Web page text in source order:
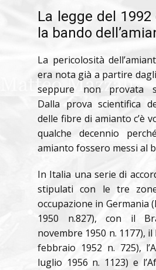
La legge del
la bando
La pericolosità
era nota già a partire
seppure non provata
Dalla prova scientifica
delle fibre di amianto c’è
qualche decennio
amianto fossero messi al
In Italia una serie di
stipulati con le tre
occupazione in Germania
1950 n.827), con il
novembre 1950 n. 1177), il
febbraio 1952 n. 725),
luglio 1956 n. 1123) e